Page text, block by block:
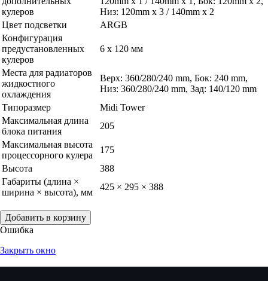
кулеров
Низ: 120mm x 3 / 140mm x 2
Цвет подсветки
ARGB
Конфигурация
предустановленных
кулеров
6 x 120 мм
Места для радиаторов
жидкостного
охлаждения
Верх: 360/280/240 mm, Бок: 240 mm,
Низ: 360/280/240 mm, Зад: 140/120 mm
Типоразмер
Midi Tower
Максимальная длина
блока питания
205
Максимальная высота
процессорного кулера
175
Высота
388
Габариты (длина ×
ширина × высота), мм
425 × 295 × 388
Добавить в корзину
Ошибка
Закрыть окно